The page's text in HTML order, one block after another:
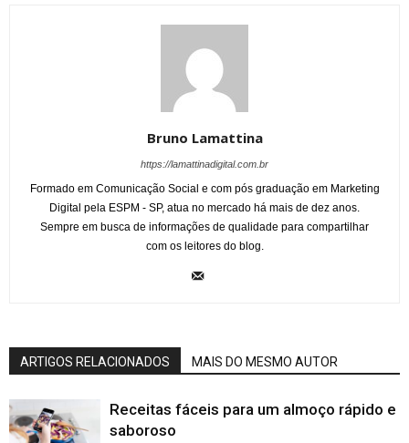
Bruno Lamattina
https://lamattinadigital.com.br
Formado em Comunicação Social e com pós graduação em Marketing
Digital pela ESPM - SP, atua no mercado há mais de dez anos.
Sempre em busca de informações de qualidade para compartilhar
com os leitores do blog.
ARTIGOS RELACIONADOS MAIS DO MESMO AUTOR
Receitas fáceis para um almoço rápido e
saboroso